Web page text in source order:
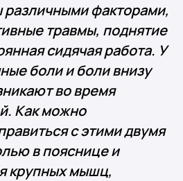
факторами,
травмы, поднятие
сидячая работа. У
боли и боли внизу
во время
Как можно
с этими двумя
в пояснице и
крупных мышц,